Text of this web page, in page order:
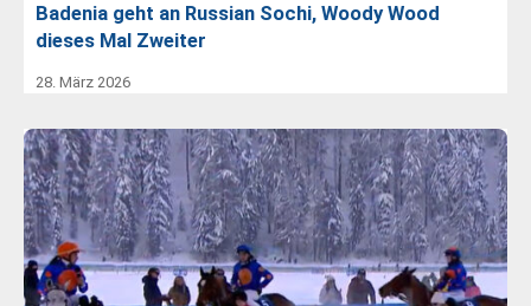
Badenia geht an Russian Sochi, Woody Wood
dieses Mal Zweiter
28. März 2026